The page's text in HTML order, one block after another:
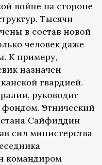
войне на стороне
Тысячи
в состав новой
человек даже
К примеру,
назначен
гвардией.
руководит
Этнический
Сайфиддин
сил министерства
командиром